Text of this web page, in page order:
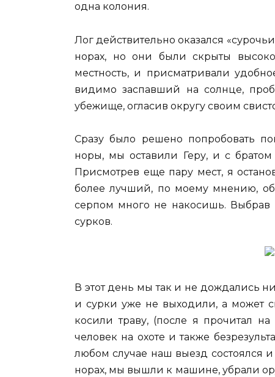
одна колония.
Лог действительно оказался
норах, но они были скрыты
местность, и присматривали
видимо заспавший на солнце,
убежище, огласив округу своим
Сразу было решено попробовать
норы, мы оставили Геру, и с
Присмотрев еще пару мест, я
более лучший, по моему мнению,
серпом много не накосишь.
сурков.
В этот день мы так и не дождались
и сурки уже не выходили, а может
косили траву, (после я прочитал
человек на охоте и также
любом случае наш выезд состоялся
норах, мы вышли к машине, убрали